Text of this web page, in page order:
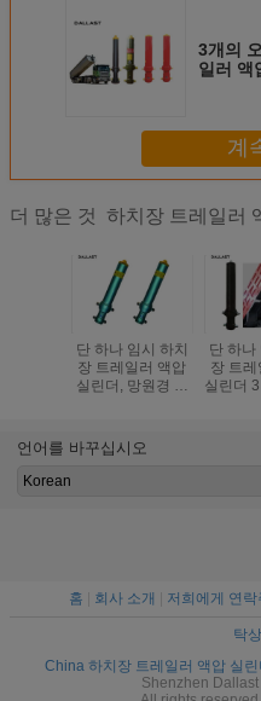
3개의
일러 액
계
더 많은 것 하치장 트레일러
단 하나 임시 하치
장 트레일러 액압
실린더, 망원경 덤
단 하나
장 트
실린더
언어를 바꾸십시오
홈 회사 소개 저희에게 연락
탁
China 하치장 트레일러 액압 실린
Shenzhen